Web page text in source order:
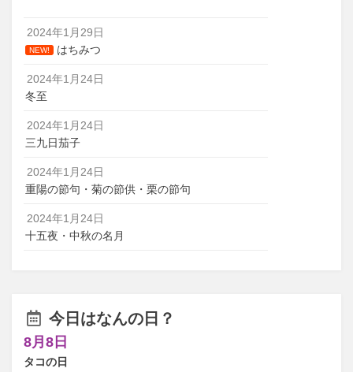
2024年1月29日
NEW! はちみつ
2024年1月24日
冬至
2024年1月24日
三九日茄子
2024年1月24日
重陽の節句・菊の節供・栗の節句
2024年1月24日
十五夜・中秋の名月
今日はなんの日？
8月8日
タコの日